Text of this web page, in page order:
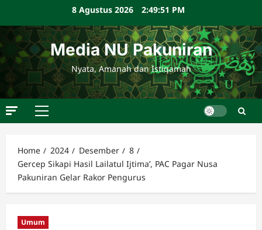
content
8 Agustus 2026 2:49:52 PM
Media NU Pakuniran
Nyata, Amanah dan Istiqamah
Primary
Home
2024 Desember
8
Gercep Sikapi Hasil Lailatul Ijtima’, PAC Pagar Nusa
Pakuniran Gelar Rakor Pengurus
Umum